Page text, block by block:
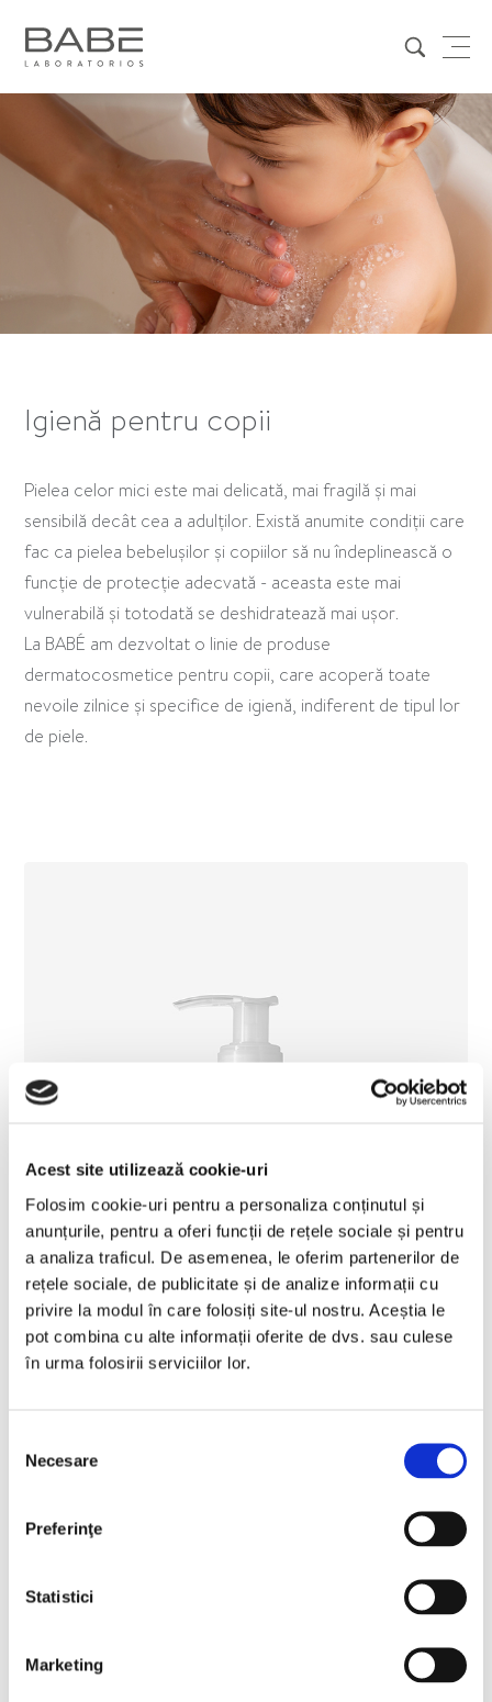
Acest site utilizează cookie-uri
Folosim cookie-uri pentru a personaliza conținutul și
anunțurile, pentru a oferi funcții de rețele sociale și pentru
a analiza traficul. De asemenea, le oferim partenerilor de
rețele sociale, de publicitate și de analize informații cu
privire la modul în care folosiți site-ul nostru. Aceștia le
pot combina cu alte informații oferite de dvs. sau culese
în urma folosirii serviciilor lor.
consimțământului
Necesare
Preferinţe
Statistici
Marketing
Igienă pentru copii
Pielea celor mici este mai delicată, mai fragilă și mai
sensibilă decât cea a adulților. Există anumite condiții care
fac ca pielea bebelușilor și copiilor să nu îndeplinească o
funcție de protecție adecvată - aceasta este mai
vulnerabilă și totodată se deshidratează mai ușor.
La BABÉ am dezvoltat o linie de produse
dermatocosmetice pentru copii, care acoperă toate
nevoile zilnice și specifice de igienă, indiferent de tipul lor
de piele.
Pediatric Gel de duș